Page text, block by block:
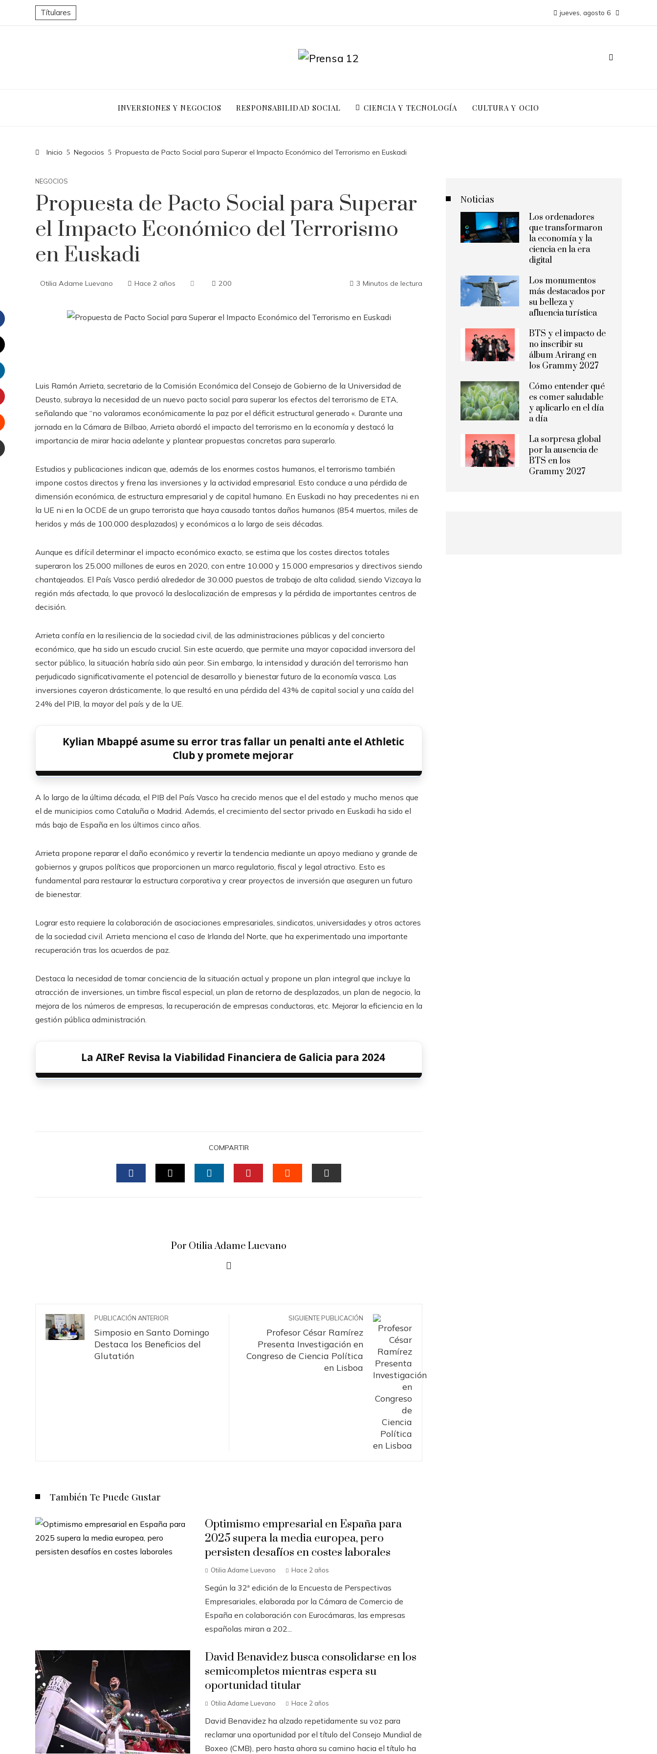
Títulares jueves, agosto 6
INVERSIONES Y NEGOCIOS RESPONSABILIDAD SOCIAL CIENCIA Y TECNOLOGÍA CULTURA Y OCIO
Inicio Negocios Propuesta de Pacto Social para Superar el Impacto Económico del Terrorismo en Euskadi
NEGOCIOS
Propuesta de Pacto Social para Superar
el Impacto Económico del Terrorismo
en Euskadi
Otilia Adame Luevano Hace 2 años 200 3 Minutos de lectura
Luis Ramón Arrieta, secretario de la Comisión Económica del Consejo de Gobierno de la Universidad de
Deusto, subraya la necesidad de un nuevo pacto social para superar los efectos del terrorismo de ETA,
señalando que “no valoramos económicamente la paz por el déficit estructural generado «. Durante una
jornada en la Cámara de Bilbao, Arrieta abordó el impacto del terrorismo en la economía y destacó la
importancia de mirar hacia adelante y plantear propuestas concretas para superarlo.
Estudios y publicaciones indican que, además de los enormes costos humanos, el terrorismo también
impone costos directos y frena las inversiones y la actividad empresarial. Esto conduce a una pérdida de
dimensión económica, de estructura empresarial y de capital humano. En Euskadi no hay precedentes ni en
la UE ni en la OCDE de un grupo terrorista que haya causado tantos daños humanos (854 muertos, miles de
heridos y más de 100.000 desplazados) y económicos a lo largo de seis décadas.
Aunque es difícil determinar el impacto económico exacto, se estima que los costes directos totales
superaron los 25.000 millones de euros en 2020, con entre 10.000 y 15.000 empresarios y directivos siendo
chantajeados. El País Vasco perdió alrededor de 30.000 puestos de trabajo de alta calidad, siendo Vizcaya la
región más afectada, lo que provocó la deslocalización de empresas y la pérdida de importantes centros de
decisión.
Arrieta confía en la resiliencia de la sociedad civil, de las administraciones públicas y del concierto
económico, que ha sido un escudo crucial. Sin este acuerdo, que permite una mayor capacidad inversora del
sector público, la situación habría sido aún peor. Sin embargo, la intensidad y duración del terrorismo han
perjudicado significativamente el potencial de desarrollo y bienestar futuro de la economía vasca. Las
inversiones cayeron drásticamente, lo que resultó en una pérdida del 43% de capital social y una caída del
24% del PIB, la mayor del país y de la UE.
Kylian Mbappé asume su error tras fallar un penalti ante el Athletic
Club y promete mejorar
A lo largo de la última década, el PIB del País Vasco ha crecido menos que el del estado y mucho menos que
el de municipios como Cataluña o Madrid. Además, el crecimiento del sector privado en Euskadi ha sido el
más bajo de España en los últimos cinco años.
Arrieta propone reparar el daño económico y revertir la tendencia mediante un apoyo mediano y grande de
gobiernos y grupos políticos que proporcionen un marco regulatorio, fiscal y legal atractivo. Esto es
fundamental para restaurar la estructura corporativa y crear proyectos de inversión que aseguren un futuro
de bienestar.
Lograr esto requiere la colaboración de asociaciones empresariales, sindicatos, universidades y otros actores
de la sociedad civil. Arrieta menciona el caso de Irlanda del Norte, que ha experimentado una importante
recuperación tras los acuerdos de paz.
Destaca la necesidad de tomar conciencia de la situación actual y propone un plan integral que incluye la
atracción de inversiones, un timbre fiscal especial, un plan de retorno de desplazados, un plan de negocio, la
mejora de los números de empresas, la recuperación de empresas conductoras, etc. Mejorar la eficiencia en la
gestión pública administración.
La AIReF Revisa la Viabilidad Financiera de Galicia para 2024
COMPARTIR
Por Otilia Adame Luevano
PUBLICACIÓN ANTERIOR
Simposio en Santo Domingo
Destaca los Beneficios del
Glutatión
SIGUIENTE PUBLICACIÓN
Profesor César Ramírez
Presenta Investigación en
Congreso de Ciencia Política
en Lisboa
También Te Puede Gustar
Optimismo empresarial en España para
2025 supera la media europea, pero
persisten desafíos en costes laborales
Otilia Adame Luevano Hace 2 años
Según la 32ª edición de la Encuesta de Perspectivas
Empresariales, elaborada por la Cámara de Comercio de
España en colaboración con Eurocámaras, las empresas
españolas miran a 202...
David Benavidez busca consolidarse en los
semicompletos mientras espera su
oportunidad titular
Otilia Adame Luevano Hace 2 años
David Benavidez ha alzado repetidamente su voz para
reclamar una oportunidad por el título del Consejo Mundial de
Boxeo (CMB), pero hasta ahora su camino hacia el título ha
Noticias
Los ordenadores
que transformaron
la economía y la
ciencia en la era
digital
Los monumentos
más destacados por
su belleza y
afluencia turística
BTS y el impacto de
no inscribir su
álbum Arirang en
los Grammy 2027
Cómo entender qué
es comer saludable
y aplicarlo en el día
a día
La sorpresa global
por la ausencia de
BTS en los
Grammy 2027